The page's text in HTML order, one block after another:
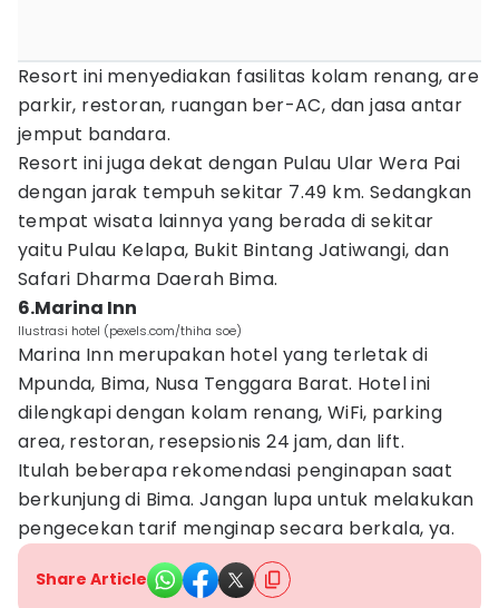
Resort ini menyediakan fasilitas kolam renang, are
parkir, restoran, ruangan ber-AC, dan jasa antar
jemput bandara.
Resort ini juga dekat dengan Pulau Ular Wera Pai
dengan jarak tempuh sekitar 7.49 km. Sedangkan
tempat wisata lainnya yang berada di sekitar
yaitu Pulau Kelapa, Bukit Bintang Jatiwangi, dan
Safari Dharma Daerah Bima.
6.Marina Inn
Ilustrasi hotel (pexels.com/thiha soe)
Marina Inn merupakan hotel yang terletak di
Mpunda, Bima, Nusa Tenggara Barat. Hotel ini
dilengkapi dengan kolam renang, WiFi, parking
area, restoran, resepsionis 24 jam, dan lift.
Itulah beberapa rekomendasi penginapan saat
berkunjung di Bima. Jangan lupa untuk melakukan
pengecekan tarif menginap secara berkala, ya.
Share Article